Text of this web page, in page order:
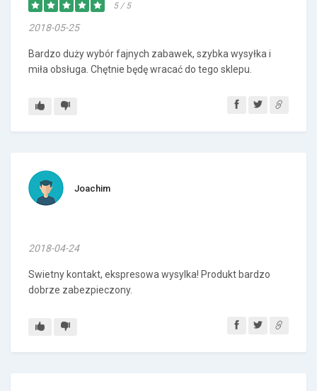
5 / 5
2018-05-25
Bardzo duży wybór fajnych zabawek, szybka wysyłka i
miła obsługa. Chętnie będę wracać do tego sklepu.
Joachim
2018-04-24
Swietny kontakt, ekspresowa wysylka! Produkt bardzo
dobrze zabezpieczony.